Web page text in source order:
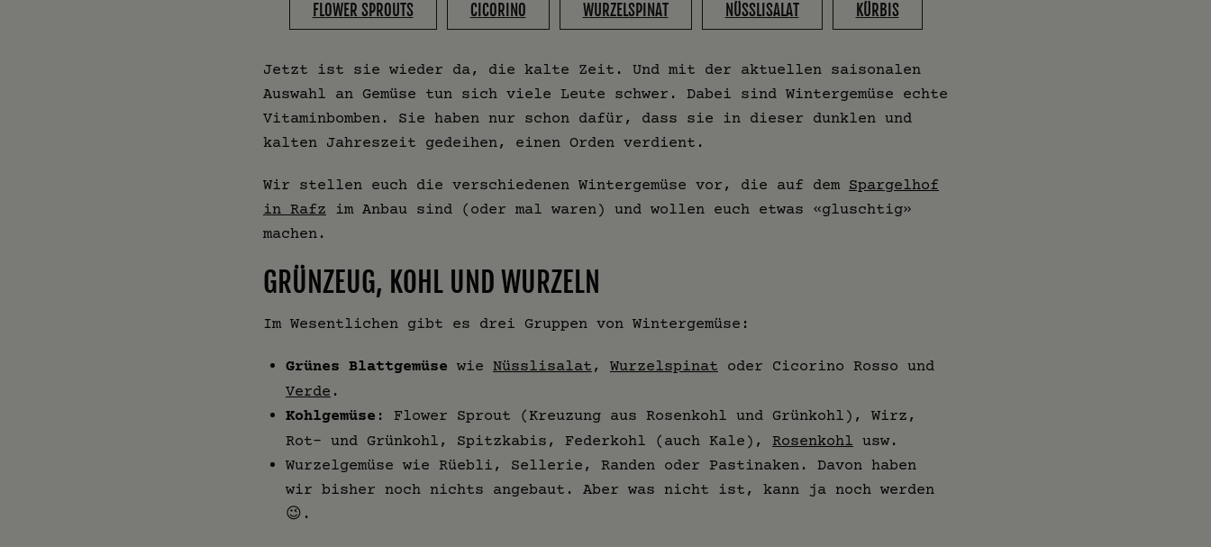
FLOWER SPROUTS CICORINO WURZELSPINAT NÜSSLISALAT KÜRBIS
Jetzt ist sie wieder da, die kalte Zeit. Und mit der aktuellen saisonalen
Auswahl an Gemüse tun sich viele Leute schwer. Dabei sind Wintergemüse echte
Vitaminbomben. Sie haben nur schon dafür, dass sie in dieser dunklen und
kalten Jahreszeit gedeihen, einen Orden verdient.
Wir stellen euch die verschiedenen Wintergemüse vor, die auf dem Spargelhof
in Rafz im Anbau sind (oder mal waren) und wollen euch etwas «gluschtig»
machen.
GRÜNZEUG, KOHL UND WURZELN
Im Wesentlichen gibt es drei Gruppen von Wintergemüse:
Grünes Blattgemüse wie Nüsslisalat , Wurzelspinat oder Cicorino Rosso und
Verde .
Kohlgemüse : Flower Sprout (Kreuzung aus Rosenkohl und Grünkohl), Wirz,
Rot- und Grünkohl, Spitzkabis, Federkohl (auch Kale), Rosenkohl usw.
Wurzelgemüse wie Rüebli, Sellerie, Randen oder Pastinaken. Davon haben
wir bisher noch nichts angebaut. Aber was nicht ist, kann ja noch werden
😉.